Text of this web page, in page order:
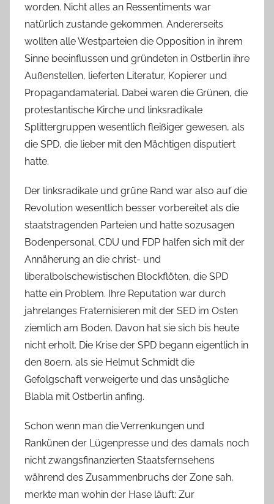
worden. Nicht alles an Ressentiments war
natürlich zustande gekommen. Andererseits
wollten alle Westparteien die Opposition in ihrem
Sinne beeinflussen und gründeten in Ostberlin ihre
Außenstellen, lieferten Literatur, Kopierer und
Propagandamaterial. Dabei waren die Grünen, die
protestantische Kirche und linksradikale
Splittergruppen wesentlich fleißiger gewesen, als
die SPD, die lieber mit den Mächtigen disputiert
hatte.
Der linksradikale und grüne Rand war also auf die
Revolution wesentlich besser vorbereitet als die
staatstragenden Parteien und hatte sozusagen
Bodenpersonal. CDU und FDP halfen sich mit der
Annäherung an die christ- und
liberalbolschewistischen Blockflöten, die SPD
hatte ein Problem. Ihre Reputation war durch
jahrelanges Fraternisieren mit der SED im Osten
ziemlich am Boden. Davon hat sie sich bis heute
nicht erholt. Die Krise der SPD begann eigentlich in
den 80ern, als sie Helmut Schmidt die
Gefolgschaft verweigerte und das unsägliche
Blabla mit Ostberlin anfing.
Schon wenn man die Verrenkungen und
Rankünen der Lügenpresse und des damals noch
nicht zwangsfinanzierten Staatsfernsehens
während des Zusammenbruchs der Zone sah,
merkte man wohin der Hase läuft: Zur